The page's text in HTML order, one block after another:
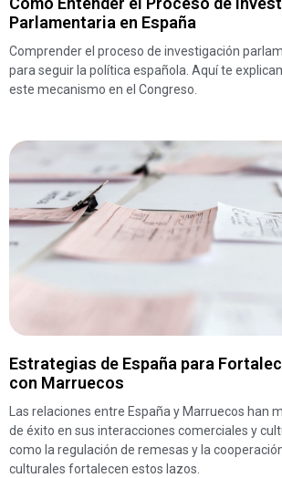
Parlamentaria en España
Comprender el proceso de investigación
para seguir la política española. Aquí te
este mecanismo en el Congreso.
Estrategias de España para
con Marruecos
Las relaciones entre España y Marruecos han
de éxito en sus interacciones comerciales y
como la regulación de remesas y la
culturales fortalecen estos lazos.